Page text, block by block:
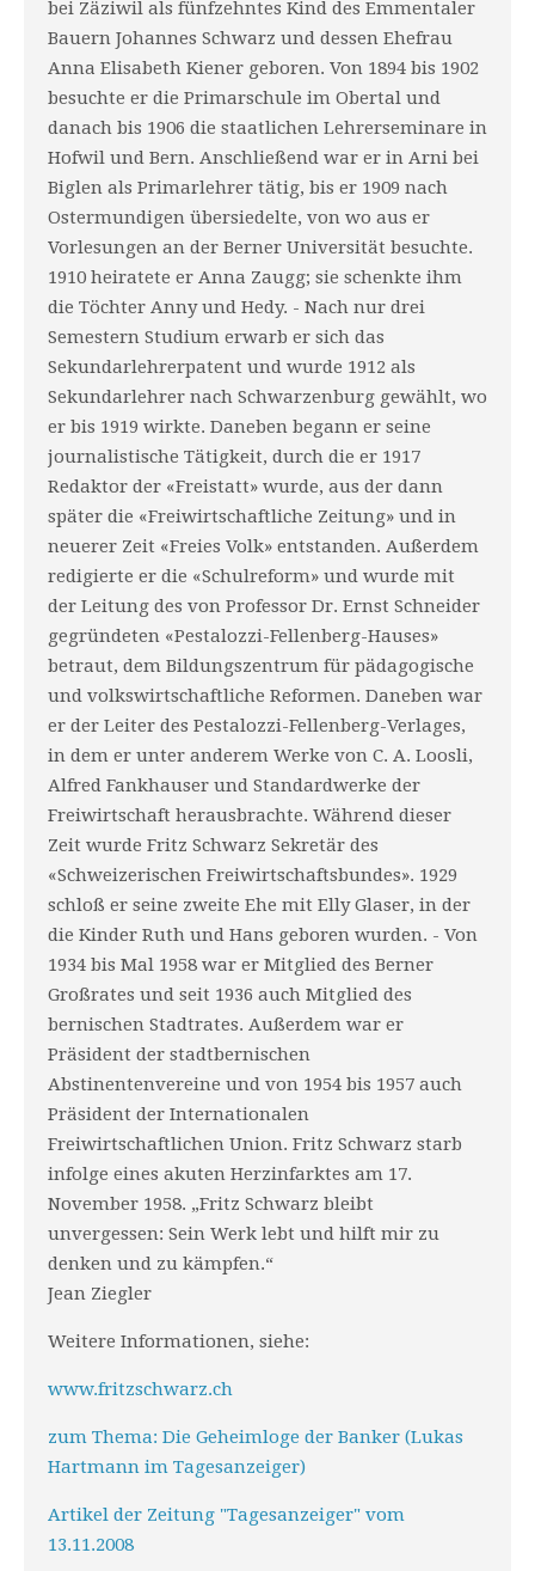
bei Zäziwil als fünfzehntes Kind des Emmentaler
Bauern Johannes Schwarz und dessen Ehefrau
Anna Elisabeth Kiener geboren. Von 1894 bis 1902
besuchte er die Primarschule im Obertal und
danach bis 1906 die staatlichen Lehrerseminare in
Hofwil und Bern. Anschließend war er in Arni bei
Biglen als Primarlehrer tätig, bis er 1909 nach
Ostermundigen übersiedelte, von wo aus er
Vorlesungen an der Berner Universität besuchte.
1910 heiratete er Anna Zaugg; sie schenkte ihm
die Töchter Anny und Hedy. - Nach nur drei
Semestern Studium erwarb er sich das
Sekundarlehrerpatent und wurde 1912 als
Sekundarlehrer nach Schwarzenburg gewählt, wo
er bis 1919 wirkte. Daneben begann er seine
journalistische Tätigkeit, durch die er 1917
Redaktor der «Freistatt» wurde, aus der dann
später die «Freiwirtschaftliche Zeitung» und in
neuerer Zeit «Freies Volk» entstanden. Außerdem
redigierte er die «Schulreform» und wurde mit
der Leitung des von Professor Dr. Ernst Schneider
gegründeten «Pestalozzi-Fellenberg-Hauses»
betraut, dem Bildungszentrum für pädagogische
und volkswirtschaftliche Reformen. Daneben war
er der Leiter des Pestalozzi-Fellenberg-Verlages,
in dem er unter anderem Werke von C. A. Loosli,
Alfred Fankhauser und Standardwerke der
Freiwirtschaft herausbrachte. Während dieser
Zeit wurde Fritz Schwarz Sekretär des
«Schweizerischen Freiwirtschaftsbundes». 1929
schloß er seine zweite Ehe mit Elly Glaser, in der
die Kinder Ruth und Hans geboren wurden. - Von
1934 bis Mal 1958 war er Mitglied des Berner
Großrates und seit 1936 auch Mitglied des
bernischen Stadtrates. Außerdem war er
Präsident der stadtbernischen
Abstinentenvereine und von 1954 bis 1957 auch
Präsident der Internationalen
Freiwirtschaftlichen Union. Fritz Schwarz starb
infolge eines akuten Herzinfarktes am 17.
November 1958. „Fritz Schwarz bleibt
unvergessen: Sein Werk lebt und hilft mir zu
denken und zu kämpfen.“
Jean Ziegler
Weitere Informationen, siehe:
www.fritzschwarz.ch
zum Thema: Die Geheimloge der Banker (Lukas
Hartmann im Tagesanzeiger)
Artikel der Zeitung "Tagesanzeiger" vom
13.11.2008